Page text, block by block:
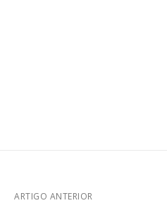
ARTIGO ANTERIOR